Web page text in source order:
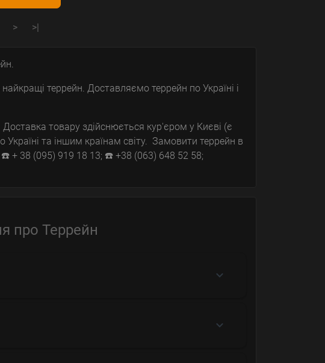
> >|
террейн. Доставляємо террейн по Україні і
товару здійснюється кур'єром у Києві (є
та іншим країнам світу. Замовити террейн в
+ 38 (095) 919 18 13; ☎️ +38 (063) 648 52 58;
про Террейн